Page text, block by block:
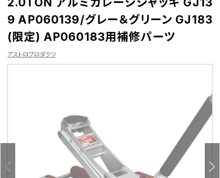
9 AP060139/グレー＆グリーン GJ183
(限定) AP060183用補修パーツ
アストロプロダクツ